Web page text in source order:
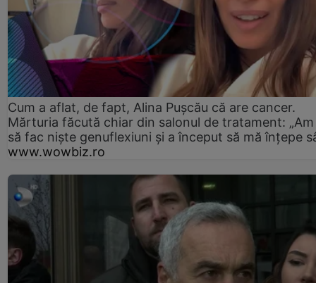
Cum a aflat, de fapt, Alina Pușcău că are cancer.
Mărturia făcută chiar din salonul de tratament:
să fac niște genuflexiuni și a început să mă înțepe
www.wowbiz.ro